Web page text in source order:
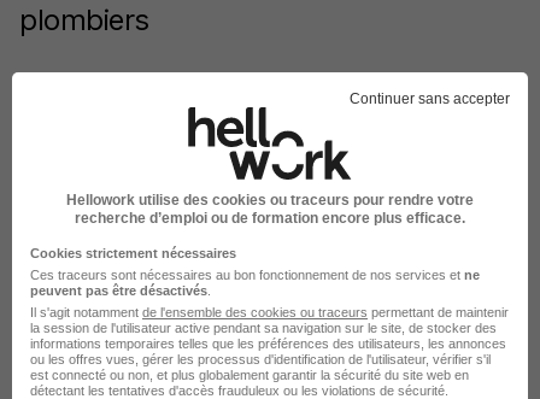
plombiers
des plombiers sur RegionsJob :
Des entreprises spécialisées dans l'énergie :
Engie Home, Engie Solutions ou encore Spie SA
Des groupes spécialisés dans la plomberie et le
chauffage, tel que Proxiserve
Des sociétés du secteur immobilier : Iserba, de
Bouygues Construction ou de Paris Habitat
Des acteurs des services aux entreprises, à
Continuer sans accepter
Hellowork utilise des cookies ou traceurs pour rendre votre
recherche d’emploi ou de formation encore plus efficace.
Cookies strictement nécessaires
Ces traceurs sont nécessaires au bon fonctionnement de nos services et ne
peuvent pas être désactivés
Il s'agit notamment de l'ensemble des cookies ou traceurs permettant de maintenir
la session de l'utilisateur active pendant sa navigation sur le site, de stocker des
informations temporaires telles que les préférences des utilisateurs, les annonces
ou les offres vues, gérer les processus d'identification de l'utilisateur, vérifier s'il
est connecté ou non, et plus globalement garantir la sécurité du site web en
détectant les tentatives d'accès frauduleux ou les violations de sécurité.